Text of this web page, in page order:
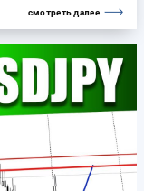
смотреть далее